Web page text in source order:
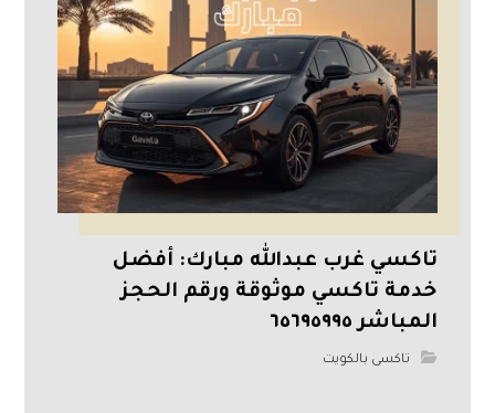
تاكسي غرب عبدالله مبارك: أفضل
خدمة تاكسي موثوقة ورقم الحجز
المباشر ٦٥٦٩٥٩٩٥
تاكسى بالكويت